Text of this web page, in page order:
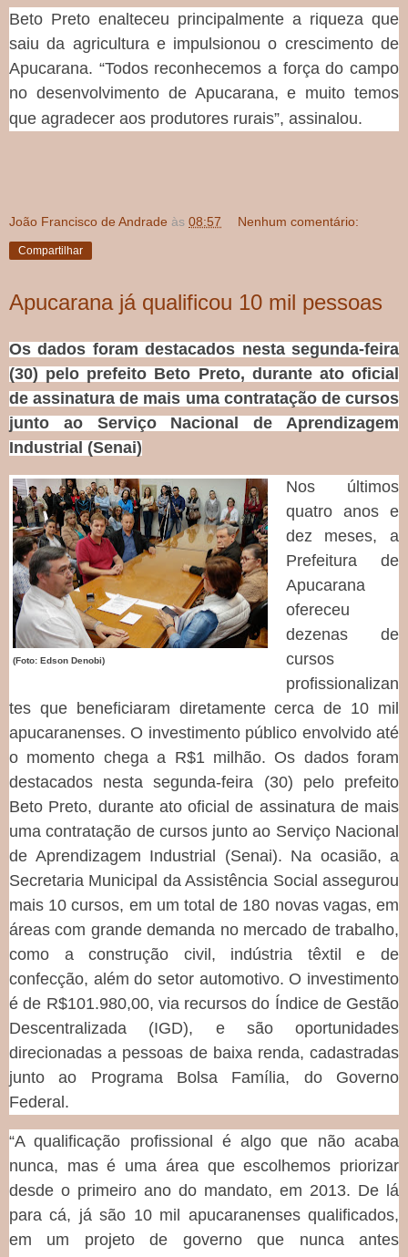
Beto Preto enalteceu principalmente a riqueza que
saiu da agricultura e impulsionou o crescimento de
Apucarana. “Todos reconhecemos a força do campo
no desenvolvimento de Apucarana, e muito temos
que agradecer aos produtores rurais”, assinalou.
João Francisco de Andrade às 08:57 Nenhum comentário:
Compartilhar
Apucarana já qualificou 10 mil pessoas
Os dados foram destacados nesta segunda-feira
(30) pelo prefeito Beto Preto, durante ato oficial
de assinatura de mais uma contratação de cursos
junto ao Serviço Nacional de Aprendizagem
Industrial (Senai)
(Foto: Edson Denobi)
Nos últimos
quatro anos e
dez meses, a
Prefeitura de
Apucarana
ofereceu
dezenas de
cursos
profissionalizan
tes que beneficiaram diretamente cerca de 10 mil
apucaranenses. O investimento público envolvido até
o momento chega a R$1 milhão. Os dados foram
destacados nesta segunda-feira (30) pelo prefeito
Beto Preto, durante ato oficial de assinatura de mais
uma contratação de cursos junto ao Serviço Nacional
de Aprendizagem Industrial (Senai). Na ocasião, a
Secretaria Municipal da Assistência Social assegurou
mais 10 cursos, em um total de 180 novas vagas, em
áreas com grande demanda no mercado de trabalho,
como a construção civil, indústria têxtil e de
confecção, além do setor automotivo. O investimento
é de R$101.980,00, via recursos do Índice de Gestão
Descentralizada (IGD), e são oportunidades
direcionadas a pessoas de baixa renda, cadastradas
junto ao Programa Bolsa Família, do Governo
Federal.
“A qualificação profissional é algo que não acaba
nunca, mas é uma área que escolhemos priorizar
desde o primeiro ano do mandato, em 2013. De lá
para cá, já são 10 mil apucaranenses qualificados,
em um projeto de governo que nunca antes